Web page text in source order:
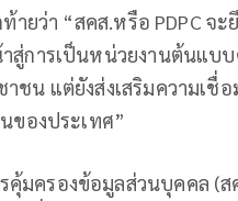
ายว่า “สคส.หรือ PDPC
สู่การเป็นหน่วยงานต้นแบ
าชน แต่ยังส่งเสริมความเ
ของประเทศ”
คุ้มครองข้อมูลส่วนบุคคล (